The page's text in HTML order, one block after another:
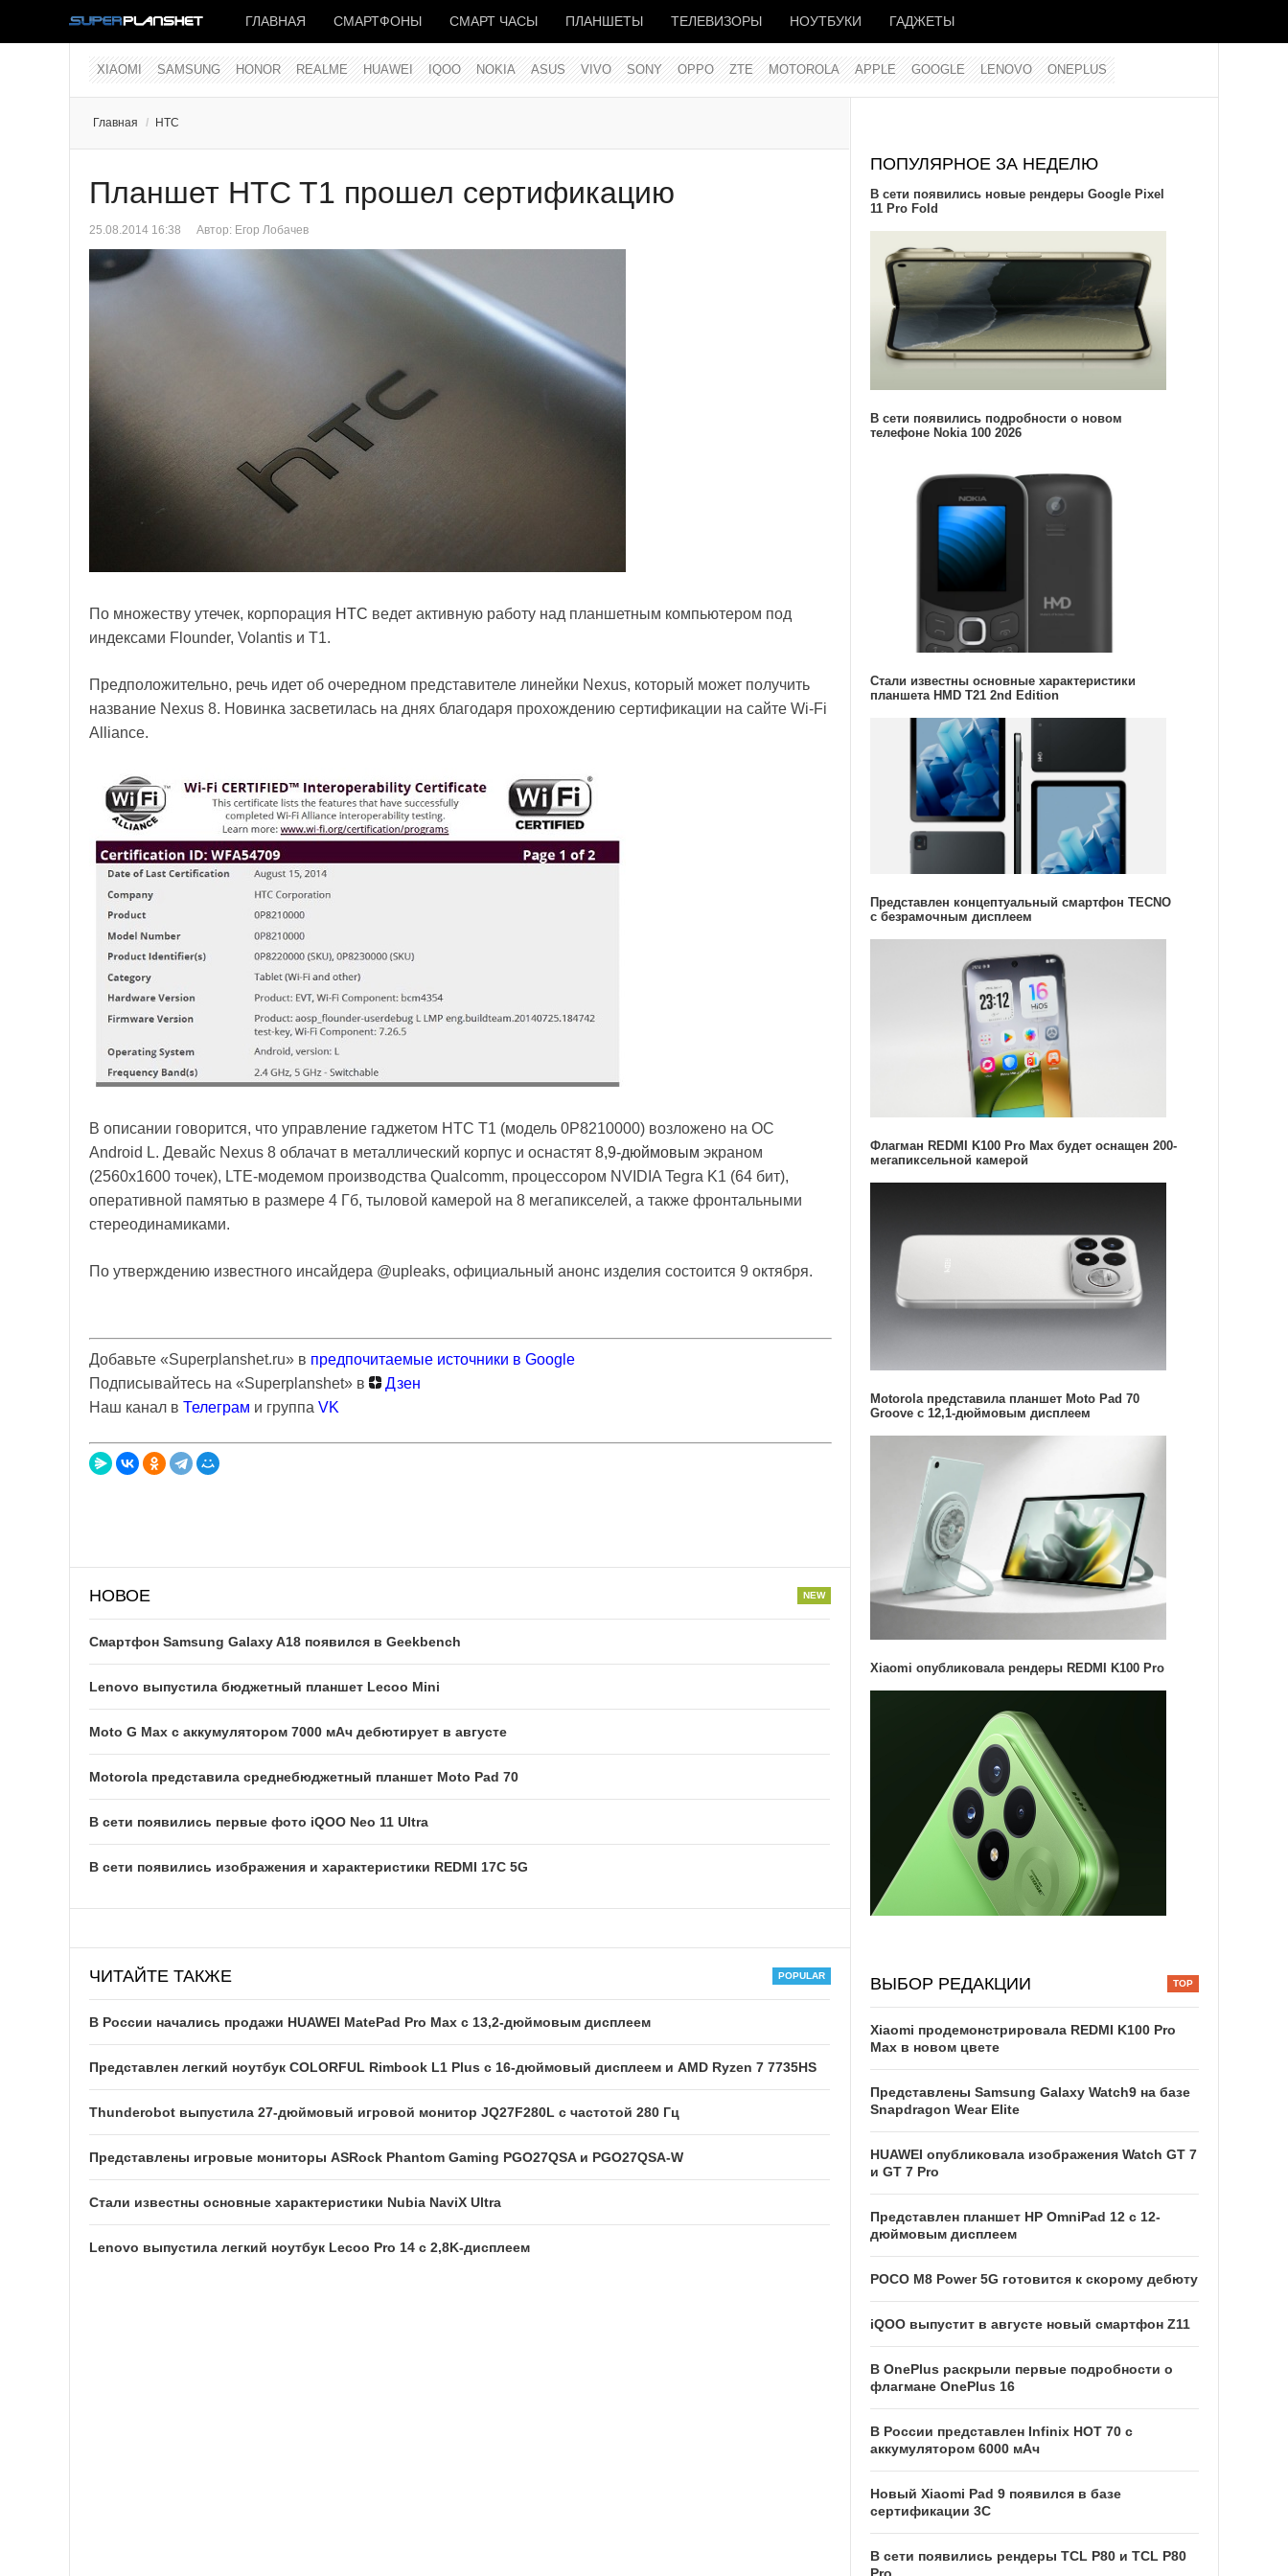
ГЛАВНАЯ СМАРТФОНЫ СМАРТ ЧАСЫ ПЛАНШЕТЫ ТЕЛЕВИЗОРЫ НОУТБУКИ ГАДЖЕТЫ
XIAOMI SAMSUNG HONOR REALME HUAWEI IQOO NOKIA ASUS VIVO SONY OPPO ZTE MOTOROLA APPLE GOOGLE LENOVO ONEPLUS
Главная / HTC
Планшет HTC T1 прошел сертификацию
25.08.2014 16:38 Автор: Егор Лобачев
По множеству утечек, корпорация НТС ведет активную работу над планшетным компьютером под
индексами Flounder, Volantis и T1.
Предположительно, речь идет об очередном представителе линейки Nexus, который может получить
название Nexus 8. Новинка засветилась на днях благодаря прохождению сертификации на сайте Wi-Fi
Alliance.
В описании говорится, что управление гаджетом HTC T1 (модель 0P8210000) возложено на ОС
Android L. Девайс Nexus 8 облачат в металлический корпус и оснастят 8,9-дюймовым экраном
(2560x1600 точек), LTE-модемом производства Qualcomm, процессором NVIDIA Tegra K1 (64 бит),
оперативной памятью в размере 4 Гб, тыловой камерой на 8 мегапикселей, а также фронтальными
стереодинамиками.
По утверждению известного инсайдера @upleaks, официальный анонс изделия состоится 9 октября.
Добавьте «Superplanshet.ru» в предпочитаемые источники в Google
Подписывайтесь на «Superplanshet» в
Дзен
Наш канал в Телеграм и группа VK
НОВОЕ
Смартфон Samsung Galaxy A18 появился в Geekbench
Lenovo выпустила бюджетный планшет Lecoo Mini
Moto G Max с аккумулятором 7000 мАч дебютирует в августе
Motorola представила среднебюджетный планшет Moto Pad 70
В сети появились первые фото iQOO Neo 11 Ultra
В сети появились изображения и характеристики REDMI 17C 5G
ЧИТАЙТЕ ТАКЖЕ
В России начались продажи HUAWEI MatePad Pro Max с 13,2-дюймовым дисплеем
Представлен легкий ноутбук COLORFUL Rimbook L1 Plus с 16-дюймовый дисплеем и AMD Ryzen 7 7735HS
Thunderobot выпустила 27-дюймовый игровой монитор JQ27F280L с частотой 280 Гц
Представлены игровые мониторы ASRock Phantom Gaming PGO27QSA и PGO27QSA-W
Стали известны основные характеристики Nubia NaviX Ultra
Lenovo выпустила легкий ноутбук Lecoo Pro 14 с 2,8K-дисплеем
ПОПУЛЯРНОЕ ЗА НЕДЕЛЮ
В сети появились новые рендеры Google Pixel
11 Pro Fold
В сети появились подробности о новом
телефоне Nokia 100 2026
Стали известны основные характеристики
планшета HMD T21 2nd Edition
Представлен концептуальный смартфон TECNO
с безрамочным дисплеем
Флагман REDMI K100 Pro Max будет оснащен 200-
мегапиксельной камерой
Motorola представила планшет Moto Pad 70
Groove с 12,1-дюймовым дисплеем
Xiaomi опубликовала рендеры REDMI K100 Pro
ВЫБОР РЕДАКЦИИ
Xiaomi продемонстрировала REDMI K100 Pro
Max в новом цвете
Представлены Samsung Galaxy Watch9 на базе
Snapdragon Wear Elite
HUAWEI опубликовала изображения Watch GT 7
и GT 7 Pro
Представлен планшет HP OmniPad 12 с 12-
дюймовым дисплеем
POCO M8 Power 5G готовится к скорому дебюту
iQOO выпустит в августе новый смартфон Z11
В OnePlus раскрыли первые подробности о
флагмане OnePlus 16
В России представлен Infinix HOT 70 с
аккумулятором 6000 мАч
Новый Xiaomi Pad 9 появился в базе
сертификации 3C
В сети появились рендеры TCL P80 и TCL P80